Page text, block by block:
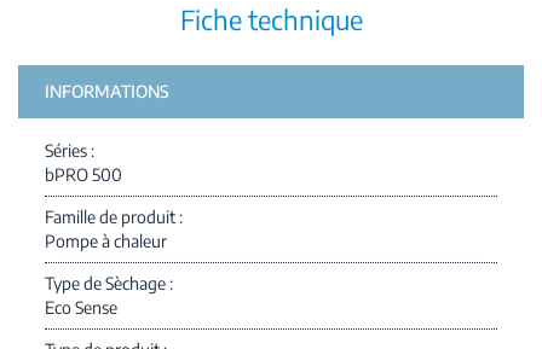
Fiche technique
INFORMATIONS
Séries
bPRO 500
Famille de produit
Pompe à chaleur
Type de Sèchage
Eco Sense